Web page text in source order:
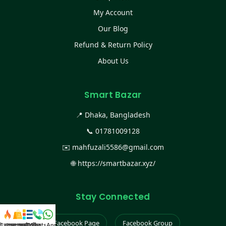
My Account
Our Blog
Refund & Return Policy
About Us
Smart Bazar
📍 Dhaka, Bangladesh
📞 01781009128
✉️ mahfuzali5586@gmail.com
🌐 https://smartbazar.xyz/
Stay Connected
Facebook Page Facebook Group